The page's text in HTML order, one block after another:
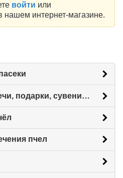
войти или
нашем интернет-магазине.
Мыло, косметика, свечи, подарки, сувениры.
пчел